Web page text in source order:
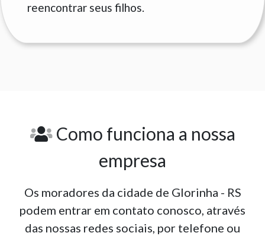
reencontrar seus filhos.
Como funciona a nossa
empresa
Os moradores da cidade de Glorinha - RS
podem entrar em contato conosco, através
das nossas redes sociais, por telefone ou